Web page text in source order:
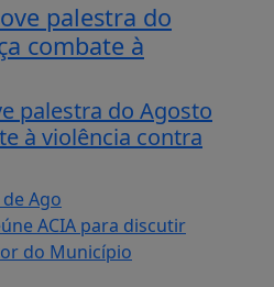
palestra do
combate à
palestra do Agosto
à violência contra
Ago